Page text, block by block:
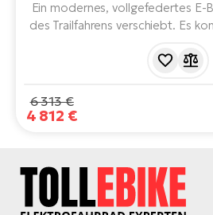
Ein modernes, vollgefedertes E-
des Trailfahrens verschiebt. Es
150-mm-Federung vorne und
Fahrten und technische
6 313 €
4 812 €